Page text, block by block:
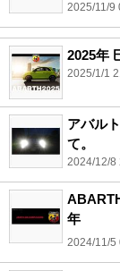
2025/11/9
2025年
2025/1/1
アバル
て。
2024/12/8
年
2024/11/5